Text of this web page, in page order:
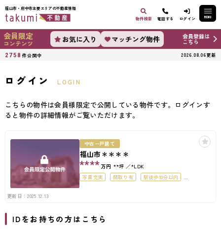
福山市・府中市主要エリアの不動産情報
物件検索
電話する ログイン MENU
会員限定
コンテンツ お気に入り マッチング物件 会員登録は
こちら
2758 件公開中 2026.08.06更新
ログイン LOGIN
こちらの物件は会員様限定で公開している物件です。ログインす
ると物件の詳細情報がご覧いただけます。
中古一戸建て
福山市＊＊＊＊
**** 万円 **坪
*LDK
写真充実
間取り有
駅徒歩10分以内
更新日：2025.12.13
IDをお持ちの方はこちら